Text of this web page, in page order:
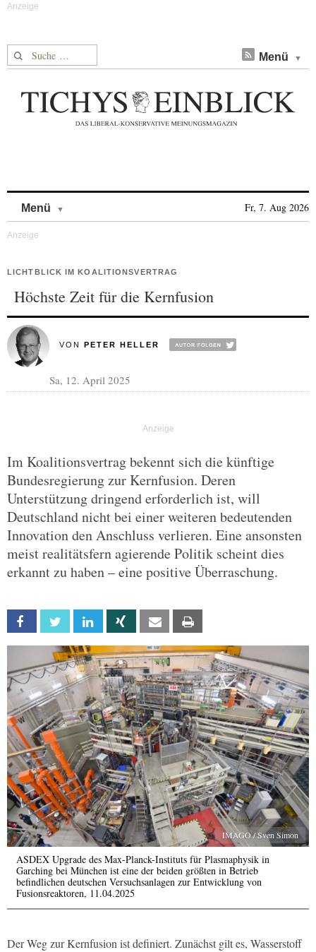
Suche nach: Menü
Menü Fr, 7. Aug 2026
LICHTBLICK IM KOALITIONSVERTRAG
Höchste Zeit für die Kernfusion
VON PETER HELLER
Sa, 12. April 2025
Im Koalitionsvertrag bekennt sich die künftige
Bundesregierung zur Kernfusion. Deren
Unterstützung dringend erforderlich ist, will
Deutschland nicht bei einer weiteren bedeutenden
Innovation den Anschluss verlieren. Eine ansonsten
meist realitätsfern agierende Politik scheint dies
erkannt zu haben – eine positive Überraschung.
Facebook Twitter Linkedin Xing Email
IMAGO / Sven Simon
ASDEX Upgrade des Max-Planck-Instituts für Plasmaphysik in
Garching bei München ist eine der beiden größten in Betrieb
befindlichen deutschen Versuchsanlagen zur Entwicklung von
Fusionsreaktoren, 11.04.2025
Der Weg zur Kernfusion ist definiert. Zunächst gilt es, Wasserstoff